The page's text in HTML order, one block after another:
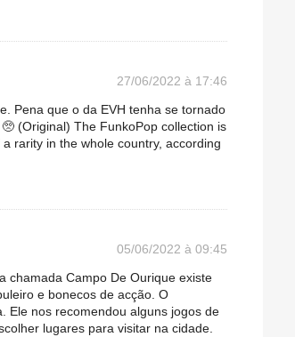
27/06/2022 à 17:46
Pena que o da EVH tenha se tornado
(Original) The FunkoPop collection is
rarity in the whole country, according
05/06/2022 à 09:45
chamada Campo De Ourique existe
e bonecos de acção. O
Ele nos recomendou alguns jogos de
lugares para visitar na cidade.